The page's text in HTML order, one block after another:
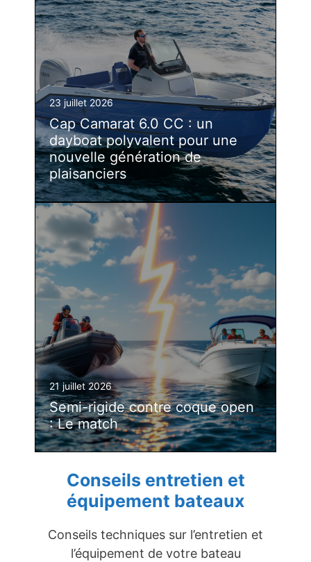
23 juillet 2026
Cap Camarat 6.0 CC : un
dayboat polyvalent pour une
nouvelle génération de
plaisanciers
21 juillet 2026
Semi-rigide contre coque open
: Le match
Conseils entretien et
équipement bateaux
Conseils techniques sur l’entretien et
l’équipement de votre bateau